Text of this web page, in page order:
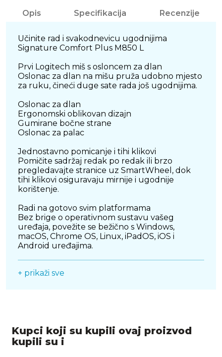
Opis Specifikacija Recenzije
Učinite rad i svakodnevicu ugodnijima
Signature Comfort Plus M850 L
Prvi Logitech miš s osloncem za dlan
Oslonac za dlan na mišu pruža udobno mjesto
za ruku, čineći duge sate rada još ugodnijima.
Oslonac za dlan
Ergonomski oblikovan dizajn
Gumirane bočne strane
Oslonac za palac
Jednostavno pomicanje i tihi klikovi
Pomičite sadržaj redak po redak ili brzo
pregledavajte stranice uz SmartWheel, dok
tihi klikovi osiguravaju mirnije i ugodnije
korištenje.
Radi na gotovo svim platformama
Bez brige o operativnom sustavu vašeg
uređaja, povežite se bežično s Windows,
macOS, Chrome OS, Linux, iPadOS, iOS i
Android uređajima.
povezivanje
Prilagodite sebi, personalizirajte tipke
Uz aplikaciju Logi Options+ učinite više nego
ikad prije. Prilagodite svoje iskustvo i postavite
+ prikaži sve
Kupci koji su kupili ovaj proizvod
kupili su i